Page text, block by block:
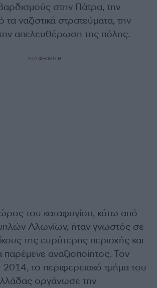
στην Πάτρα, την
τα ναζιστικά στρατεύματα, την
την απελευθέρωση της πόλης.
ΔΙΑΦΗΜΙΣΗ
του καταφυγίου, κάτω από
Αλωνίων, ήταν γνωστός σε
της ευρύτερης περιοχής και
παρέμενε αναξιοποίητος. Τον
το περιφερειακό τμήμα του
οργάνωσε την